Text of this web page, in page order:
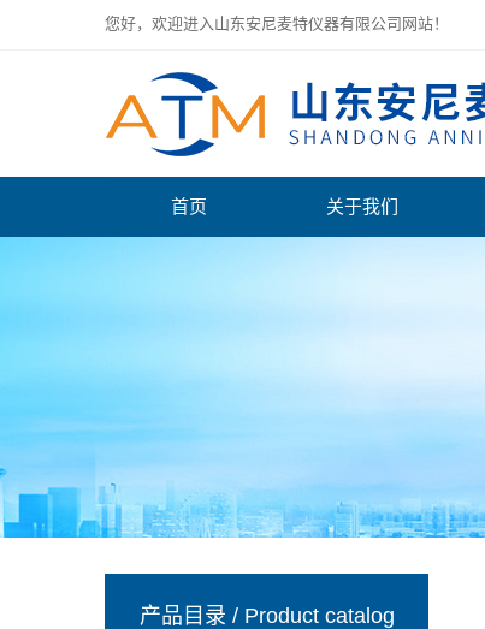
您好，欢迎进入山东安尼麦特仪器有限公司网站！
首页 关于我们
产品目录 / Product catalog